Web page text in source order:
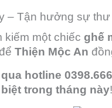
– Tận hưởng sự thư
kiếm một chiếc ghế
Thiện Mộc An
hotline
trong tháng này!